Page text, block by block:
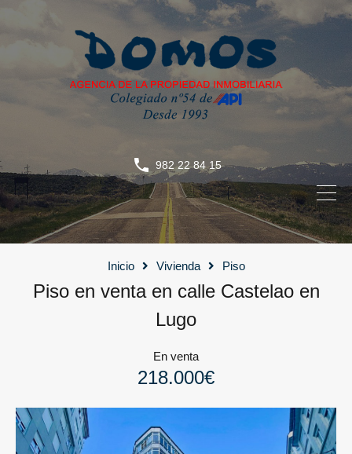
982 22 84 15
Inicio Vivienda Piso
Piso en venta en calle Castelao en
Lugo
En venta
218.000€